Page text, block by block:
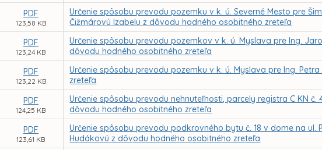
PDF
123,58 KB
Určenie spôsobu prevodu pozemku v k. ú. Severné Mesto pre
Čižmárovú Izabelu z dôvodu hodného osobitného zreteľa
PDF
123,24 KB
Určenie spôsobu prevodu pozemkov v k. ú. Myslava pre Ing.
dôvodu hodného osobitného zreteľa
PDF
123,22 KB
Určenie spôsobu prevodu pozemku v k. ú. Myslava pre Ing.
zreteľa
PDF
124,25 KB
Určenie spôsobu prevodu nehnuteľnosti, parcely registra C KN č.
dôvodu hodného osobitného zreteľa
PDF
123,61 KB
Určenie spôsobu prevodu podkrovného bytu č. 18 v dome na ul.
Hudákovú z dôvodu hodného osobitného zreteľa